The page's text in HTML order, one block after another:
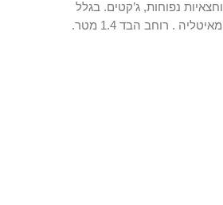
נפוחות, ג’קטים. בגלל
היותו בד עדין מומלץ לכבס בכביסה באמצעות ניקוי יבש. ייבוא מאיטליה . רוחב הבד 1.4 מטר.